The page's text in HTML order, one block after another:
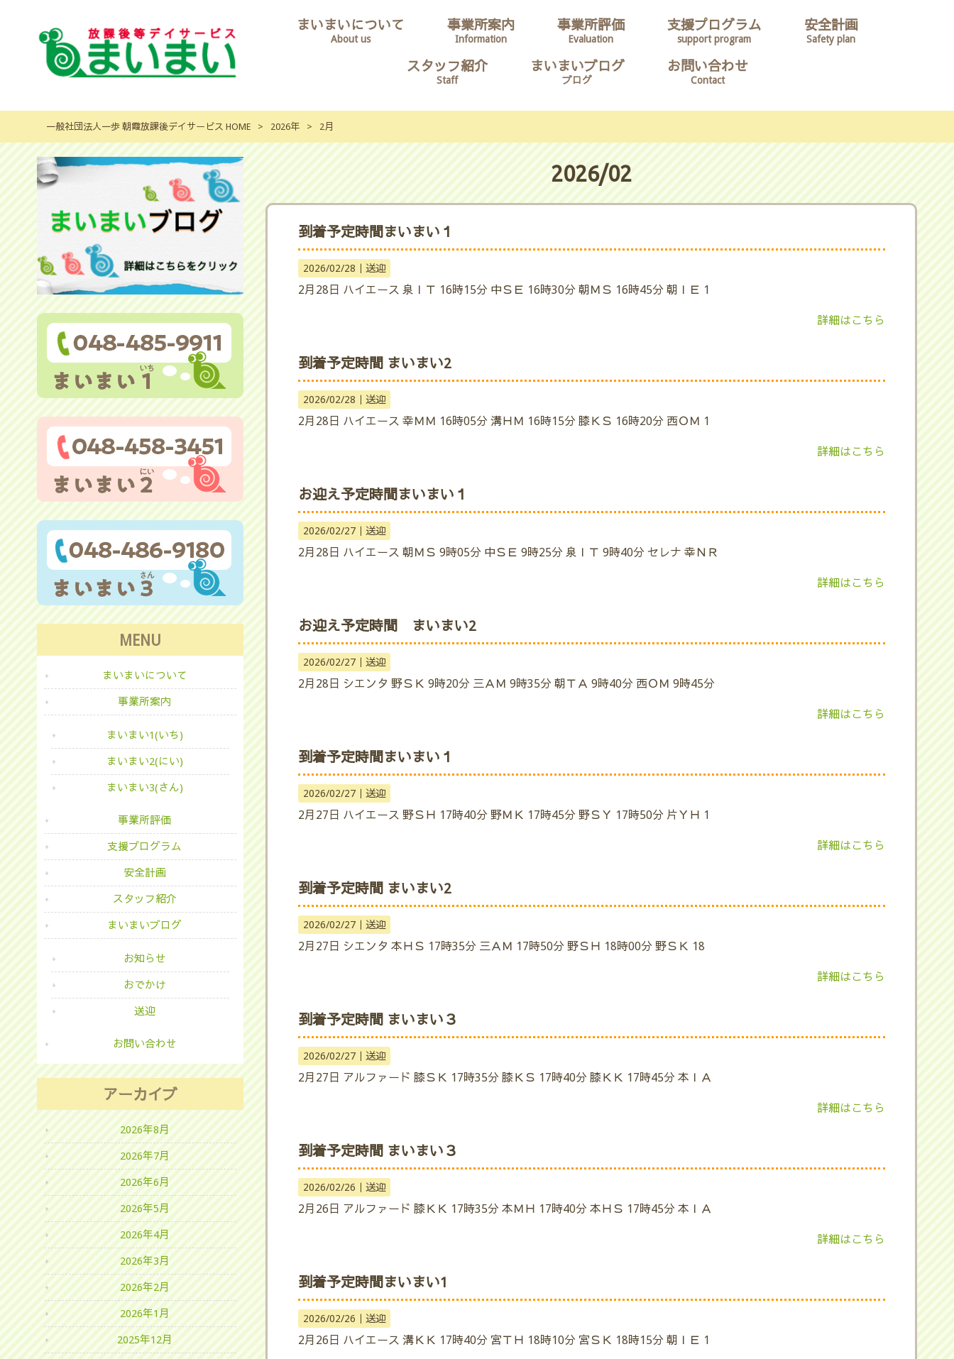
まいまいについて
About us
事業所案内
Information
事業所評価
Evaluation
支援プログラム
support program
安全計画
Safety plan
スタッフ紹介
Staff
まいまいブログ
ブログ
お問い合わせ
Contact
一般社団法人一歩 朝霞放課後デイサービス HOME > 2026年 > 2月
2026/02
到着予定時間まいまい１
2026/02/28｜ 送迎
2月28日 ハイエース 泉ＩＴ 16時15分 中ＳＥ 16時30分 朝ＭＳ 16時45分 朝ＩＥ 1
詳細はこちら
到着予定時間 まいまい2
2026/02/28｜ 送迎
2月28日 ハイエース 幸ＭＭ 16時05分 溝ＨＭ 16時15分 膝ＫＳ 16時20分 西ＯＭ 1
詳細はこちら
お迎え予定時間まいまい１
2026/02/27｜ 送迎
2月28日 ハイエース 朝ＭＳ 9時05分 中ＳＥ 9時25分 泉ＩＴ 9時40分 セレナ 幸ＮＲ
詳細はこちら
お迎え予定時間 まいまい2
2026/02/27｜ 送迎
2月28日 シエンタ 野ＳＫ 9時20分 三ＡＭ 9時35分 朝ＴＡ 9時40分 西ＯＭ 9時45分
詳細はこちら
到着予定時間まいまい１
2026/02/27｜ 送迎
2月27日 ハイエース 野ＳＨ 17時40分 野ＭＫ 17時45分 野ＳＹ 17時50分 片ＹＨ 1
詳細はこちら
到着予定時間 まいまい2
2026/02/27｜ 送迎
2月27日 シエンタ 本ＨＳ 17時35分 三ＡＭ 17時50分 野ＳＨ 18時00分 野ＳＫ 18
詳細はこちら
到着予定時間 まいまい３
2026/02/27｜ 送迎
2月27日 アルファード 膝ＳＫ 17時35分 膝ＫＳ 17時40分 膝ＫＫ 17時45分 本ＩＡ
詳細はこちら
到着予定時間 まいまい３
2026/02/26｜ 送迎
2月26日 アルファード 膝ＫＫ 17時35分 本ＭＨ 17時40分 本ＨＳ 17時45分 本ＩＡ
詳細はこちら
到着予定時間まいまい1
2026/02/26｜ 送迎
2月26日 ハイエース 溝ＫＫ 17時40分 宮ＴＨ 18時10分 宮ＳＫ 18時15分 朝ＩＥ 1
MENU
まいまいについて
事業所案内
まいまい1(いち)
まいまい2(にい)
まいまい3(さん)
事業所評価
支援プログラム
安全計画
スタッフ紹介
まいまいブログ
お知らせ
おでかけ
送迎
お問い合わせ
アーカイブ
2026年8月
2026年7月
2026年6月
2026年5月
2026年4月
2026年3月
2026年2月
2026年1月
2025年12月